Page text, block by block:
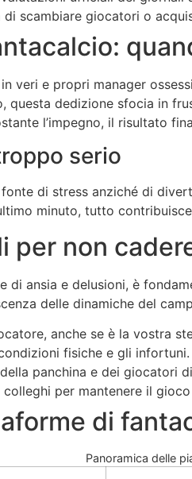
scambiare giocatori o
veri e propri manager
questa dedizione sfocia in
l’impegno, il risultato
serio
di stress anziché di
minuto, tutto
per non
di ansia e delusioni, è
delle dinamiche del
anche se è la vostra
fisiche e gli infortuni.
panchina e dei giocatori
per mantenere il
di
Panoramica delle